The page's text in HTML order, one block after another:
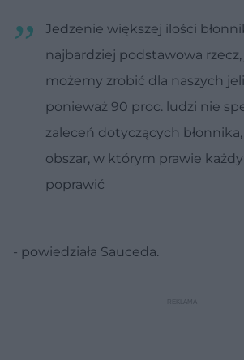
Jedzenie większej ilości
najbardziej podstawowa rzecz,
możemy zrobić dla naszych
ponieważ 90 proc. ludzi nie
zaleceń dotyczących
obszar, w którym prawie
poprawić
- powiedziała Sauceda.